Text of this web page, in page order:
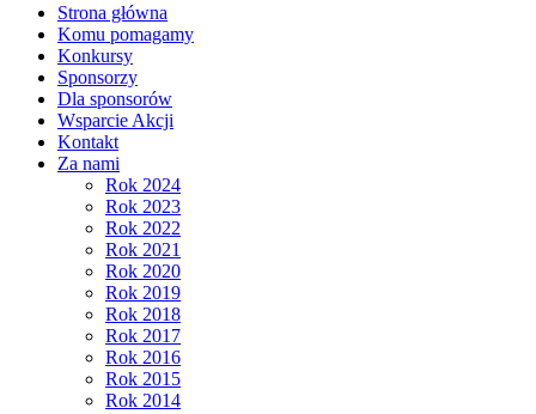
Strona główna
Komu pomagamy
Konkursy
Sponsorzy
Dla sponsorów
Wsparcie Akcji
Kontakt
Za nami
Rok 2024
Rok 2023
Rok 2022
Rok 2021
Rok 2020
Rok 2019
Rok 2018
Rok 2017
Rok 2016
Rok 2015
Rok 2014